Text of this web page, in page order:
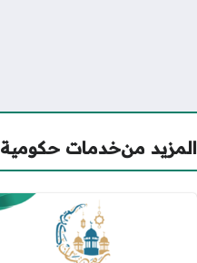
المزيد منخدمات حكومية